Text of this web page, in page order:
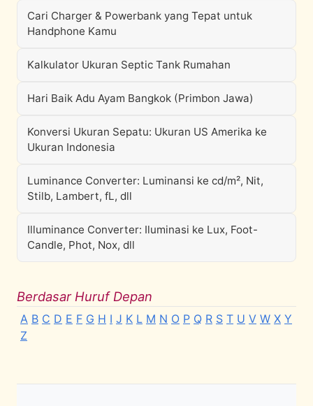
Cari Charger & Powerbank yang Tepat untuk
Handphone Kamu
Kalkulator Ukuran Septic Tank Rumahan
Hari Baik Adu Ayam Bangkok (Primbon Jawa)
Konversi Ukuran Sepatu: Ukuran US Amerika ke
Ukuran Indonesia
Luminance Converter: Luminansi ke cd/m², Nit,
Stilb, Lambert, fL, dll
Illuminance Converter: Iluminasi ke Lux, Foot-
Candle, Phot, Nox, dll
Berdasar Huruf Depan
A B C D E F G H I J K L M N O P Q R S T U V W X Y
Z